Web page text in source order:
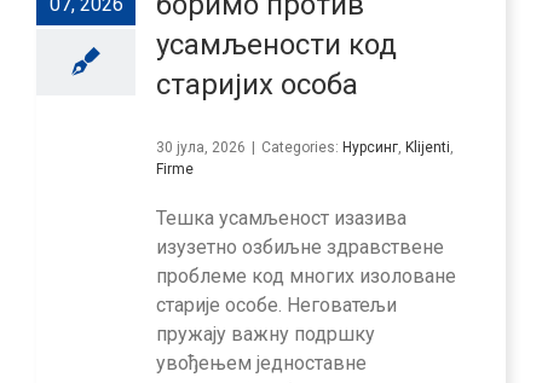
усамљености код
старијих особа
30 јула, 2026 Categories: Нурсинг, Klijenti,
Firme
Тешка усамљеност изазива
изузетно озбиљне здравствене
проблеме код многих изоловане
старије особе. Неговатељи
пружају важну подршку
увођењем једноставне